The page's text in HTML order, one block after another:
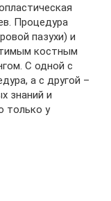
Процедура
пазухи) и
костным
С одной с
а с другой –
знаний и
только у